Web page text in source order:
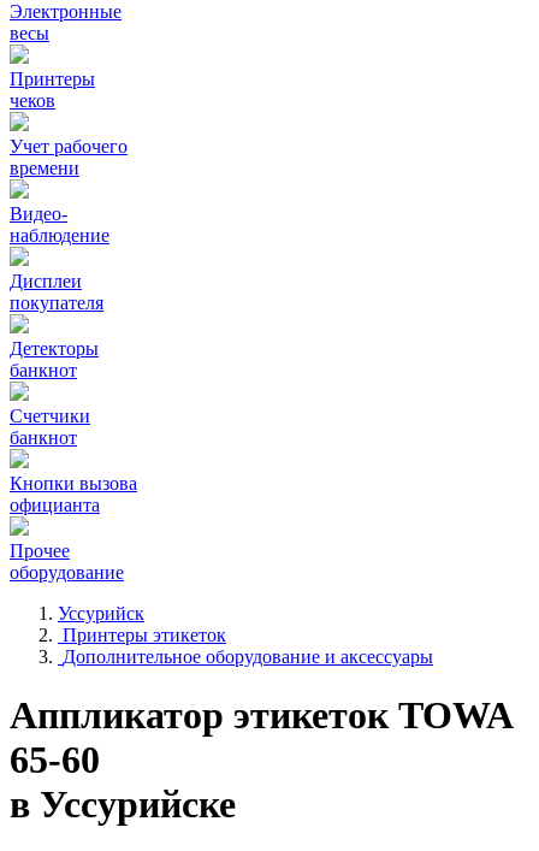
Электронные
весы
Принтеры
чеков
Учет рабочего
времени
Видео‑
наблюдение
Дисплеи
покупателя
Детекторы
банкнот
Счетчики
банкнот
Кнопки вызова
официанта
Прочее
оборудование
Уссурийск
Принтеры этикеток
Дополнительное оборудование и аксессуары
Аппликатор этикеток TOWA
65-60
в Уссурийске